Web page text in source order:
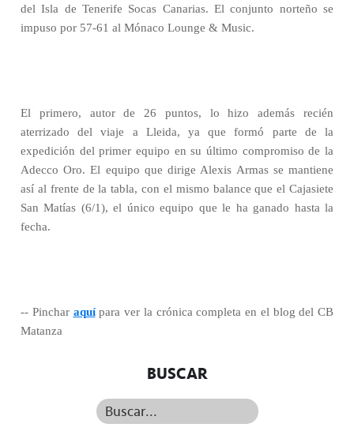
del Isla de Tenerife Socas Canarias. El conjunto norteño se
impuso por 57-61 al Mónaco Lounge & Music.
El primero, autor de 26 puntos, lo hizo además recién
aterrizado del viaje a Lleida, ya que formó parte de la
expedición del primer equipo en su último compromiso de la
Adecco Oro. El equipo que dirige Alexis Armas se mantiene
así al frente de la tabla, con el mismo balance que el Cajasiete
San Matías (6/1), el único equipo que le ha ganado hasta la
fecha.
-- Pinchar aquípara ver la crónica completa en el blog del CB
Matanza
BUSCAR
Buscar...